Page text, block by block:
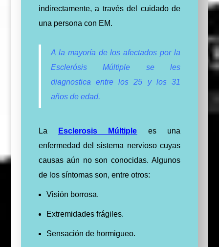
indirectamente, a través del cuidado de
una persona con EM.
A la mayoría de los afectados por la
Esclerósis Múltiple se les
diagnostica entre los 25 y los 31
años de edad.
La Esclerosis Múltiple es una
enfermedad del sistema nervioso cuyas
causas aún no son conocidas. Algunos
de los síntomas son, entre otros:
Visión borrosa.
Extremidades frágiles.
Sensación de hormigueo.